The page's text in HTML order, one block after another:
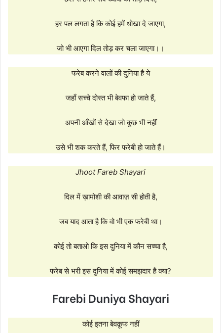
हर पल लगता है कि कोई हमें धोखा दे जाएगा,
जो भी आएगा दिल तोड़ कर चला जाएगा।।
फरेब करने वालों की दुनिया है ये
जहाँ सच्चे दोस्त भी बेवफा हो जाते हैं,
अपनी आँखों से देखा जो कुछ भी नहीं
उसे भी शक करते हैं, फिर फरेबी हो जाते हैं।
Jhoot Fareb Shayari
दिल में ख़ामोशी की आवाज़ सी होती है,
जब याद आता है कि वो भी एक फरेबी था।
कोई तो बताओ कि इस दुनिया में कौन सच्चा है,
फरेब से भरी इस दुनिया में कोई समझदार है क्या?
Farebi Duniya Shayari
कोई इतना बेवक़ूफ नहीं